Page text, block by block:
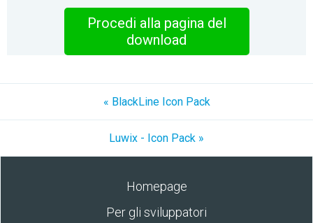
Procedi alla pagina del
download
« BlackLine Icon Pack
Luwix - Icon Pack »
Homepage
Per gli sviluppatori